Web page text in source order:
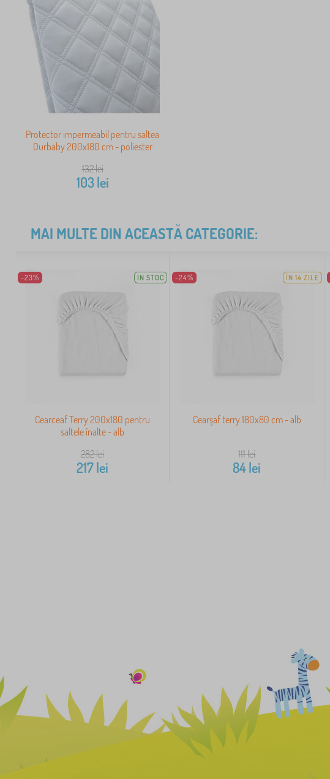
Protector impermeabil pentru saltea
Ourbaby 200x180 cm - poliester
132lei
103lei
MAI MULTE DIN ACEASTĂ CATEGORIE:
-23% IN STOC
Cearceaf Terry 200x180 pentru
saltele înalte - alb
282lei
217lei
-24% ÎN 14 ZILE
Cearşaf terry 180x80 cm - alb
111lei
84lei